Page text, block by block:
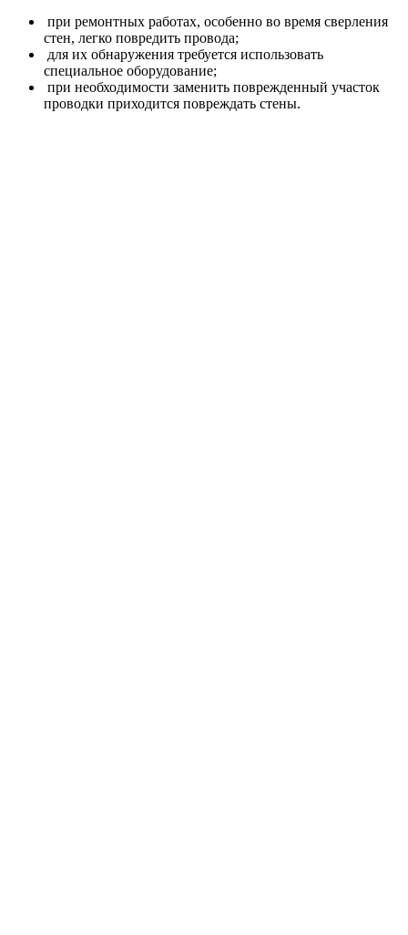
при ремонтных работах, особенно во время сверления
стен, легко повредить провода;
для их обнаружения требуется использовать
специальное оборудование;
при необходимости заменить поврежденный участок
проводки приходится повреждать стены.